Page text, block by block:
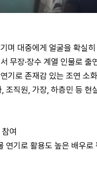
며 대중에게 얼굴을 확실
무장·장수 계열 인물로 출
기로 존재감 있는 조연 소화
조직원, 가장, 하층민 등 현
여
연기로 활용도 높은 배우로